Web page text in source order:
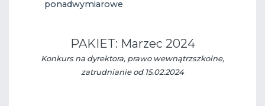
ponadwymiarowe
PAKIET: Marzec 2024
Konkurs na dyrektora, prawo wewnątrzszkolne,
zatrudnianie od 15.02.2024